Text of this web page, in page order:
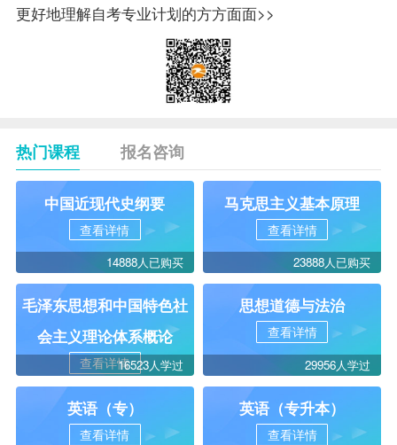
更好地理解自考专业计划的方方面面>>
热门课程 报名咨询
中国近现代史纲要
查看详情
14888人已购买
马克思主义基本原理
查看详情
23888人已购买
毛泽东思想和中国特色社
会主义理论体系概论
查看详情16523人学过
思想道德与法治
查看详情
29956人学过
英语（专）
查看详情
英语（专升本）
查看详情